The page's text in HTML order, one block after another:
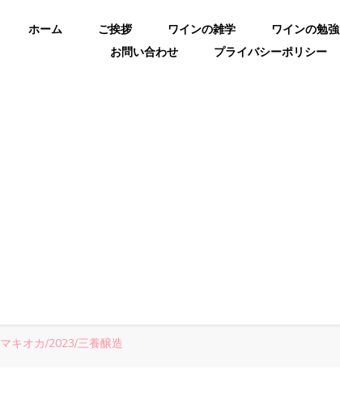
ホーム ご挨拶 ワインの雑学 ワインの勉強
お問い合わせ
プライバシーポリシー
マキオカ/2023/三養醸造